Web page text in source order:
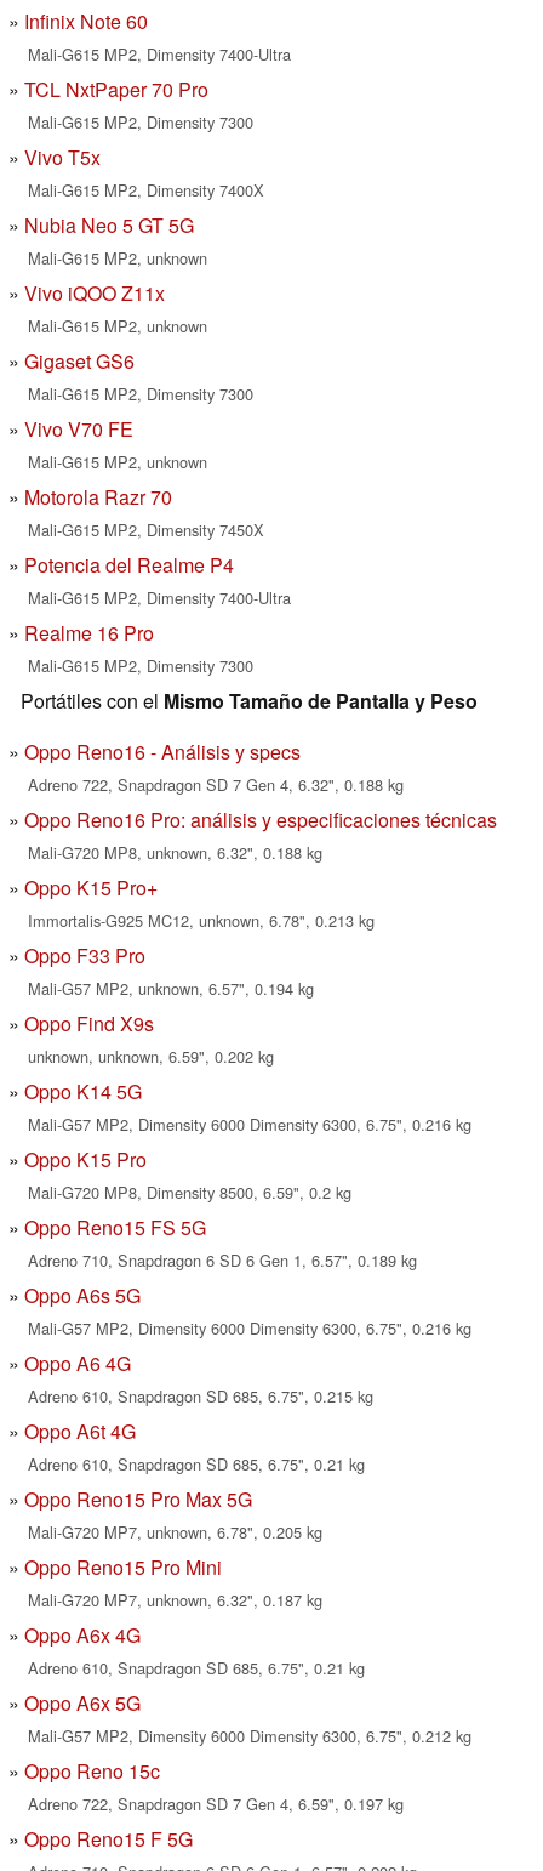
Infinix Note 60
Mali-G615 MP2, Dimensity 7400-Ultra
TCL NxtPaper 70 Pro
Mali-G615 MP2, Dimensity 7300
Vivo T5x
Mali-G615 MP2, Dimensity 7400X
Nubia Neo 5 GT 5G
Mali-G615 MP2, unknown
Vivo iQOO Z11x
Mali-G615 MP2, unknown
Gigaset GS6
Mali-G615 MP2, Dimensity 7300
Vivo V70 FE
Mali-G615 MP2, unknown
Motorola Razr 70
Mali-G615 MP2, Dimensity 7450X
Potencia del Realme P4
Mali-G615 MP2, Dimensity 7400-Ultra
Realme 16 Pro
Mali-G615 MP2, Dimensity 7300
Portátiles con el Mismo Tamaño de Pantalla y Peso
Oppo Reno16 - Análisis y specs
Adreno 722, Snapdragon SD 7 Gen 4, 6.32", 0.188 kg
Oppo Reno16 Pro: análisis y especificaciones técnicas
Mali-G720 MP8, unknown, 6.32", 0.188 kg
Oppo K15 Pro+
Immortalis-G925 MC12, unknown, 6.78", 0.213 kg
Oppo F33 Pro
Mali-G57 MP2, unknown, 6.57", 0.194 kg
Oppo Find X9s
unknown, unknown, 6.59", 0.202 kg
Oppo K14 5G
Mali-G57 MP2, Dimensity 6000 Dimensity 6300, 6.75", 0.216 kg
Oppo K15 Pro
Mali-G720 MP8, Dimensity 8500, 6.59", 0.2 kg
Oppo Reno15 FS 5G
Adreno 710, Snapdragon 6 SD 6 Gen 1, 6.57", 0.189 kg
Oppo A6s 5G
Mali-G57 MP2, Dimensity 6000 Dimensity 6300, 6.75", 0.216 kg
Oppo A6 4G
Adreno 610, Snapdragon SD 685, 6.75", 0.215 kg
Oppo A6t 4G
Adreno 610, Snapdragon SD 685, 6.75", 0.21 kg
Oppo Reno15 Pro Max 5G
Mali-G720 MP7, unknown, 6.78", 0.205 kg
Oppo Reno15 Pro Mini
Mali-G720 MP7, unknown, 6.32", 0.187 kg
Oppo A6x 4G
Adreno 610, Snapdragon SD 685, 6.75", 0.21 kg
Oppo A6x 5G
Mali-G57 MP2, Dimensity 6000 Dimensity 6300, 6.75", 0.212 kg
Oppo Reno 15c
Adreno 722, Snapdragon SD 7 Gen 4, 6.59", 0.197 kg
Oppo Reno15 F 5G